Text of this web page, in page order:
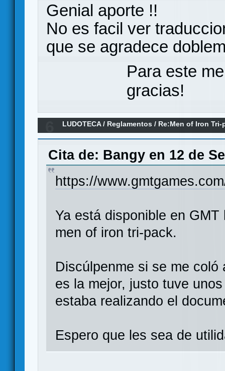
Genial aporte !!
No es facil ver
que se agradece
Para este
gracias!
LUDOTECA/ Reglamentos / Re:Men of Iron
Cita de: Bangy en 12 de
https://
Ya está disponible en
men of iron tri-pack.
Discúlpenme si se me
es la mejor, justo tuve
estaba realizando el
Espero que les sea de